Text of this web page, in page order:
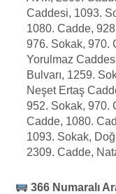
Caddesi, 1093.
1080. Cadde,
976. Sokak, 970.
Yorulmaz
Bulvarı, 1259.
Neşet Ertaş
952. Sokak, 970.
Cadde, 1080.
1093. Sokak,
2309. Cadde,
366 Numaralı